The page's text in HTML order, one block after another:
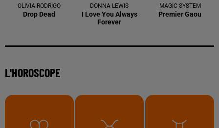
OLIVIA RODRIGO
Drop Dead
DONNA LEWIS
I Love You Always
Forever
MAGIC SYSTEM
Premier Gaou
L'HOROSCOPE